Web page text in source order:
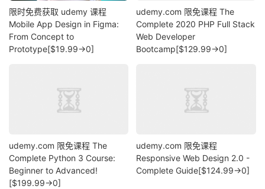
限时免费获取 udemy 课程
Mobile App Design in Figma:
From Concept to
Prototype[$19.99→0]
udemy.com 限免课程 The
Complete 2020 PHP Full Stack
Web Developer
Bootcamp[$129.99→0]
udemy.com 限免课程 The
Complete Python 3 Course:
Beginner to Advanced!
[$199.99→0]
udemy.com 限免课程
Responsive Web Design 2.0 -
Complete Guide[$124.99→0]